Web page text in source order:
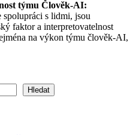
týmu Člověk-AI:
s lidmi, jsou
faktor a interpretovatelnost
na výkon týmu člověk-AI,
Hledat